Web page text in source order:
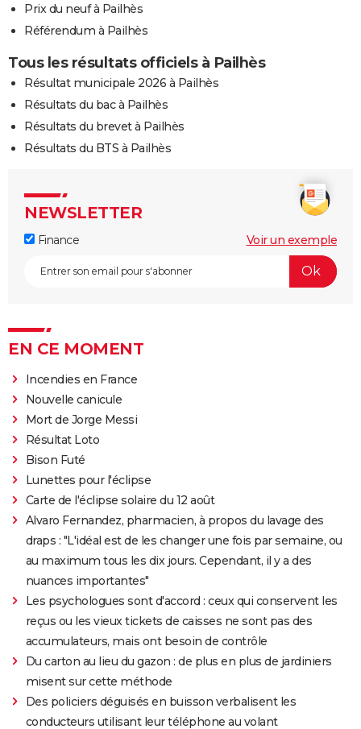
Prix du neuf à Pailhès
Référendum à Pailhès
Tous les résultats officiels à Pailhès
Résultat municipale 2026 à Pailhès
Résultats du bac à Pailhès
Résultats du brevet à Pailhès
Résultats du BTS à Pailhès
NEWSLETTER
Finance Voir un exemple
EN CE MOMENT
Incendies en France
Nouvelle canicule
Mort de Jorge Messi
Résultat Loto
Bison Futé
Lunettes pour l'éclipse
Carte de l'éclipse solaire du 12 août
Alvaro Fernandez, pharmacien, à propos du lavage des
draps : "L'idéal est de les changer une fois par semaine, ou
au maximum tous les dix jours. Cependant, il y a des
nuances importantes"
Les psychologues sont d'accord : ceux qui conservent les
reçus ou les vieux tickets de caisses ne sont pas des
accumulateurs, mais ont besoin de contrôle
Du carton au lieu du gazon : de plus en plus de jardiniers
misent sur cette méthode
Des policiers déguisés en buisson verbalisent les
conducteurs utilisant leur téléphone au volant